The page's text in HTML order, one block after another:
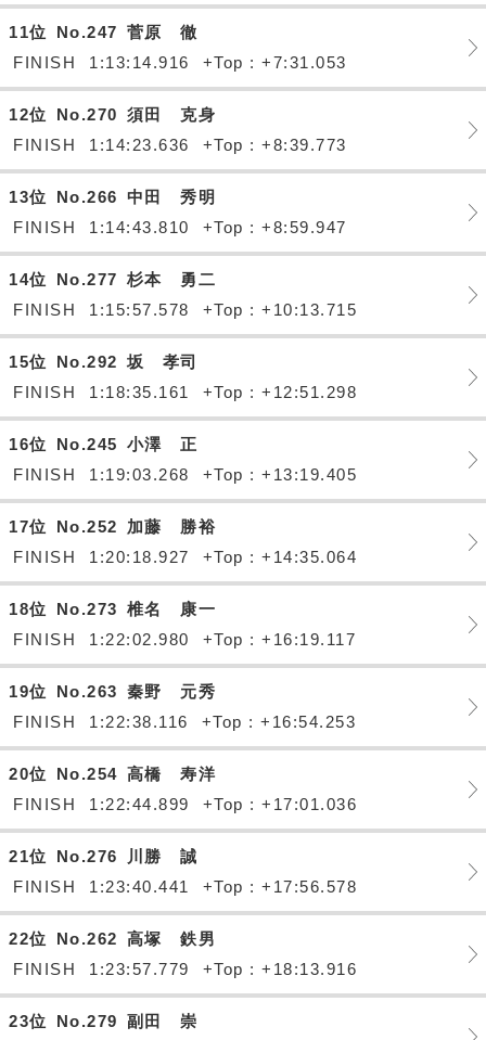
11位 No.247 菅原 徹
FINISH
1:13:14.916 +Top : +7:31.053
12位 No.270 須田 克身
FINISH
1:14:23.636 +Top : +8:39.773
13位 No.266 中田 秀明
FINISH
1:14:43.810 +Top : +8:59.947
14位 No.277 杉本 勇二
FINISH
1:15:57.578 +Top : +10:13.715
15位 No.292 坂 孝司
FINISH
1:18:35.161 +Top : +12:51.298
16位 No.245 小澤 正
FINISH
1:19:03.268 +Top : +13:19.405
17位 No.252
加藤 勝裕
FINISH
1:20:18.927 +Top : +14:35.064
18位 No.273 椎名 康一
FINISH
1:22:02.980 +Top : +16:19.117
19位 No.263 秦野 元秀
FINISH
1:22:38.116 +Top : +16:54.253
20位 No.254 高橋 寿洋
FINISH
1:22:44.899 +Top : +17:01.036
21位 No.276
川勝 誠
FINISH
1:23:40.441 +Top : +17:56.578
22位 No.262 高塚 鉄男
FINISH
1:23:57.779 +Top : +18:13.916
23位 No.279 副田 崇